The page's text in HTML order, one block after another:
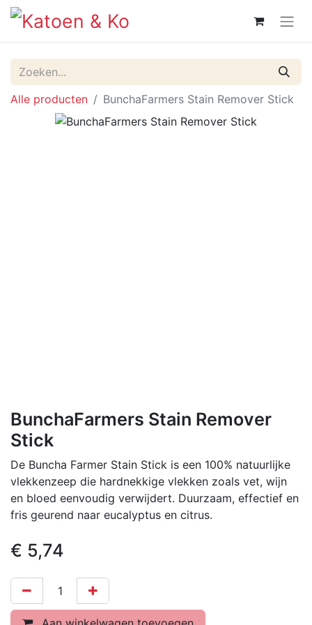
Alle producten BunchaFarmers Stain Remover Stick
BunchaFarmers Stain Remover
Stick
De Buncha Farmer Stain Stick is een 100% natuurlijke
vlekkenzeep die hardnekkige vlekken zoals vet, wijn
en bloed eenvoudig verwijdert. Duurzaam, effectief en
fris geurend naar eucalyptus en citrus.
€ 5,74